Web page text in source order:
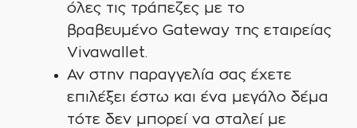
όλες τις τράπεζες με το
βραβευμένο Gateway της εταιρείας
Vivawallet.
Αν στην παραγγελία σας έχετε
επιλέξει έστω και ένα μεγάλο δέμα
τότε δεν μπορεί να σταλεί με